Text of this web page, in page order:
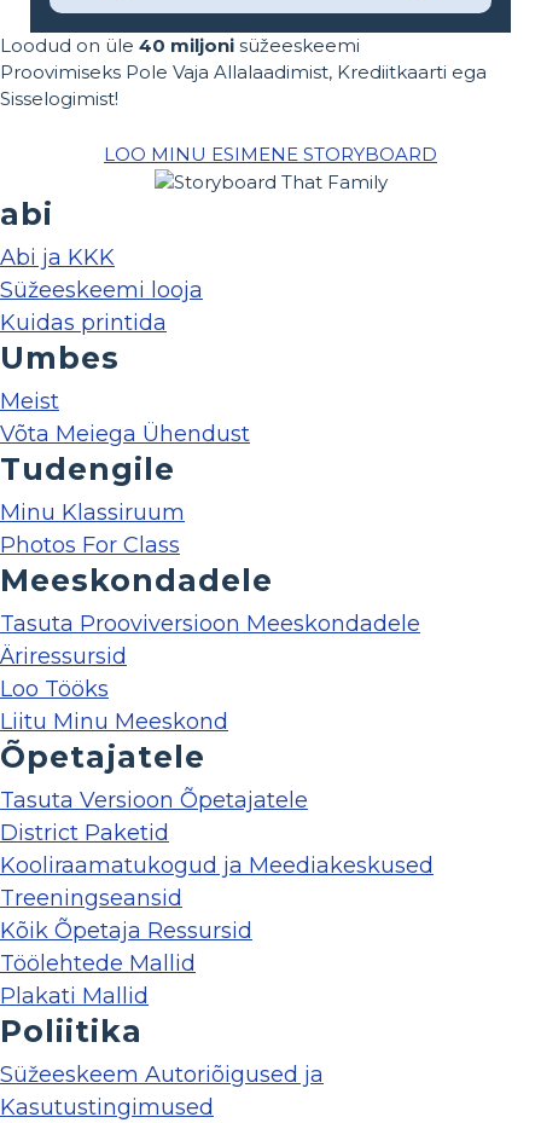
Loodud on üle 40 miljoni süžeeskeemi
Proovimiseks Pole Vaja Allalaadimist, Krediitkaarti ega
Sisselogimist!
LOO MINU ESIMENE STORYBOARD
abi
Abi ja KKK
Süžeeskeemi looja
Kuidas printida
Umbes
Meist
Võta Meiega Ühendust
Tudengile
Minu Klassiruum
Photos For Class
Meeskondadele
Tasuta Prooviversioon Meeskondadele
Äriressursid
Loo Tööks
Liitu Minu Meeskond
Õpetajatele
Tasuta Versioon Õpetajatele
District Paketid
Kooliraamatukogud ja Meediakeskused
Treeningseansid
Kõik Õpetaja Ressursid
Töölehtede Mallid
Plakati Mallid
Poliitika
Süžeeskeem Autoriõigused ja
Kasutustingimused